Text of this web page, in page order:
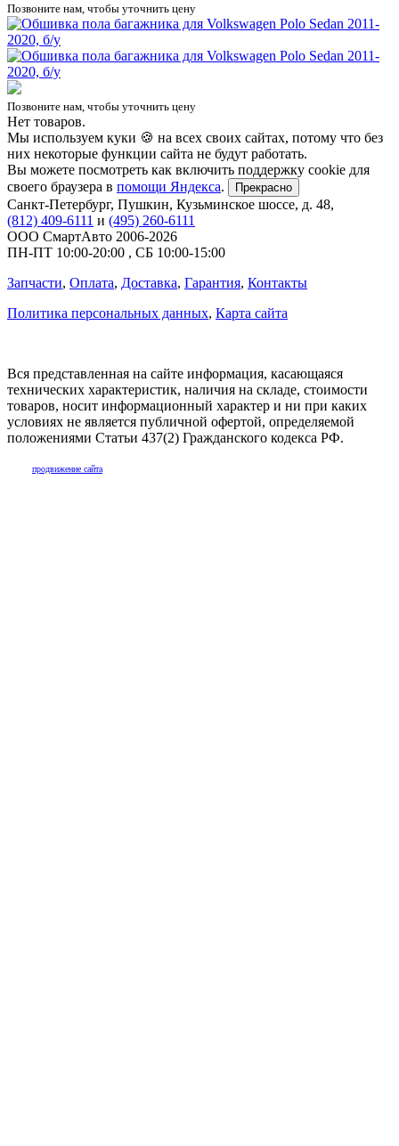
Позвоните нам, чтобы уточнить цену
Позвоните нам, чтобы уточнить цену
Нет товаров.
Мы используем куки 🍪 на всех своих сайтах, потому что без
них некоторые функции сайта не будут работать.
Вы можете посмотреть как включить поддержку cookie для
своего браузера в помощи Яндекса. Прекрасно
Санкт-Петербург, Пушкин, Кузьминское шоссе, д. 48,
(812) 409-6111 и (495) 260-6111
ООО СмартАвто 2006-2026
ПН-ПТ 10:00-20:00 , СБ 10:00-15:00
Запчасти, Оплата, Доставка, Гарантия, Контакты
Политика персональных данных, Карта сайта
Вся представленная на сайте информация, касающаяся
технических характеристик, наличия на складе, стоимости
товаров, носит информационный характер и ни при каких
условиях не является публичной офертой, определяемой
положениями Статьи 437(2) Гражданского кодекса РФ.
продвижение сайта